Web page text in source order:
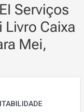
Serviços
Caixa
Mei,